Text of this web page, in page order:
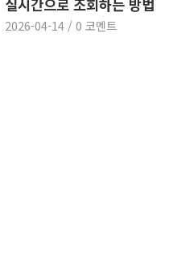
실시간으로 조회하는 방법
2026-04-14 / 0 코멘트